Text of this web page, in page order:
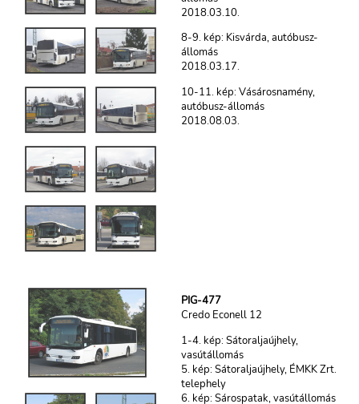
2018.03.10.
8-9. kép: Kisvárda, autóbusz-
állomás
2018.03.17.
10-11. kép: Vásárosnamény,
autóbusz-állomás
2018.08.03.
PIG-477
Credo Econell 12
1-4. kép: Sátoraljaújhely,
vasútállomás
5. kép: Sátoraljaújhely, ÉMKK Zrt.
telephely
6. kép: Sárospatak, vasútállomás